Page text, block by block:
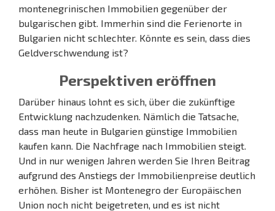
montenegrinischen Immobilien gegenüber der
bulgarischen gibt. Immerhin sind die Ferienorte in
Bulgarien nicht schlechter. Könnte es sein, dass dies
Geldverschwendung ist?
Perspektiven eröffnen
Darüber hinaus lohnt es sich, über die zukünftige
Entwicklung nachzudenken. Nämlich die Tatsache,
dass man heute in Bulgarien günstige Immobilien
kaufen kann. Die Nachfrage nach Immobilien steigt.
Und in nur wenigen Jahren werden Sie Ihren Beitrag
aufgrund des Anstiegs der Immobilienpreise deutlich
erhöhen. Bisher ist Montenegro der Europäischen
Union noch nicht beigetreten, und es ist nicht